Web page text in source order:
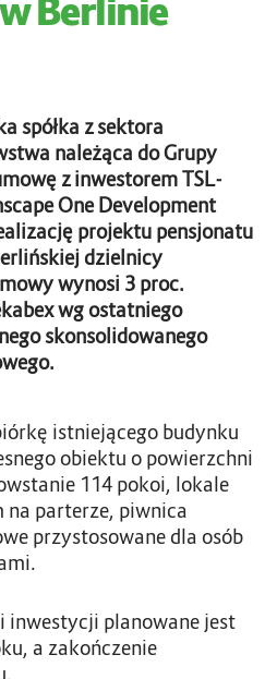
Berlinie
spółka z sektora
należąca do Grupy
z inwestorem TSL-
One Development
projektu pensjonatu
dzielnicy
wynosi 3 proc.
wg ostatniego
skonsolidowanego
istniejącego budynku
obiektu o powierzchni
114 pokoi, lokale
na parterze, piwnica
przystosowane dla osób
inwestycji planowane jest
a zakończenie